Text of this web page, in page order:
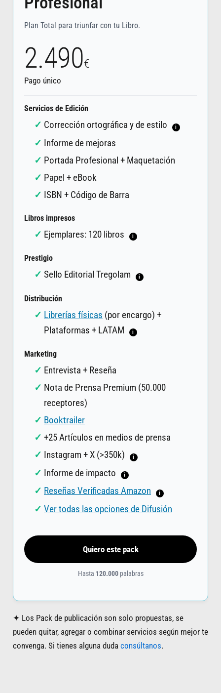
Plan Total para triunfar con tu Libro.
2.490€
Pago único
Servicios de Edición
Corrección ortográfica y de estilo i
Informe de mejoras
Portada Profesional + Maquetación
Papel + eBook
ISBN + Código de Barra
Libros impresos
Ejemplares: 120 libros i
Prestigio
Sello Editorial Tregolam i
Distribución
Librerías físicas (por encargo) +
Plataformas + LATAM
i
Marketing
Entrevista + Reseña
Nota de Prensa Premium (50.000
receptores)
Booktrailer
+25 Artículos en medios de prensa
Instagram + X (>350k)
i
Informe de impacto i
Reseñas Verificadas Amazon i
Ver todas las opciones de Difusión
Quiero este pack
Hasta 120.000palabras
✦ Los Pack de publicación son solo propuestas, se
pueden quitar, agregar o combinar servicios según mejor te
convenga. Si tienes alguna duda consúltanos.